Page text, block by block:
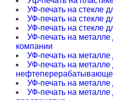
УФ-печать на стекле
УФ-печать на стекле
УФ-печать на стекле
УФ-печать на металле
компании
УФ-печать на металле
УФ-печать на металле
УФ-печать на металле
УФ-печать на металле